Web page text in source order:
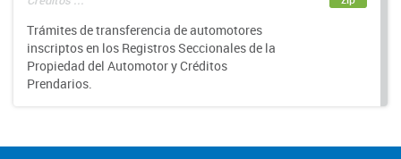
Trámites de transferencia de automotores
inscriptos en los Registros Seccionales de la
Propiedad del Automotor y Créditos
Prendarios.